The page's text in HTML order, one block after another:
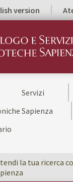
version
Servizi
Sapienza
la tua ricerca